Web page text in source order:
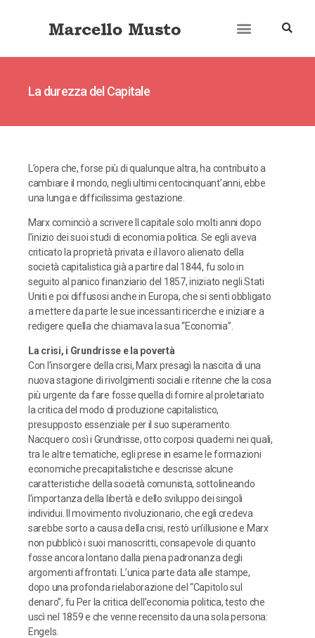
La durezza del Capitale
L’opera che, forse più di qualunque altra, ha contribuito a
cambiare il mondo, negli ultimi centocinquant’anni, ebbe
una lunga e difficilissima gestazione.
Marx cominciò a scrivere Il capitale solo molti anni dopo
l’inizio dei suoi studi di economia politica. Se egli aveva
criticato la proprietà privata e il lavoro alienato della
società capitalistica già a partire dal 1844, fu solo in
seguito al panico finanziario del 1857, iniziato negli Stati
Uniti e poi diffusosi anche in Europa, che si sentì obbligato
a mettere da parte le sue incessanti ricerche e iniziare a
redigere quella che chiamava la sua “Economia”.
La crisi, i Grundrisse e la povertà
Con l’insorgere della crisi, Marx presagì la nascita di una
nuova stagione di rivolgimenti sociali e ritenne che la cosa
più urgente da fare fosse quella di fornire al proletariato
la critica del modo di produzione capitalistico,
presupposto essenziale per il suo superamento.
Nacquero così i Grundrisse, otto corposi quaderni nei quali,
tra le altre tematiche, egli prese in esame le formazioni
economiche precapitalistiche e descrisse alcune
caratteristiche della società comunista, sottolineando
l’importanza della libertà e dello sviluppo dei singoli
individui. Il movimento rivoluzionario, che egli credeva
sarebbe sorto a causa della crisi, restò un’illusione e Marx
non pubblicò i suoi manoscritti, consapevole di quanto
fosse ancora lontano dalla piena padronanza degli
argomenti affrontati. L’unica parte data alle stampe,
dopo una profonda rielaborazione del “Capitolo sul
denaro”, fu Per la critica dell’economia politica, testo che
uscì nel 1859 e che venne recensito da una sola persona:
Engels.